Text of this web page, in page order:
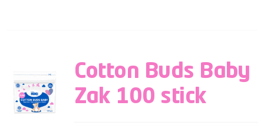
Cotton Buds Baby
Zak 100 stick